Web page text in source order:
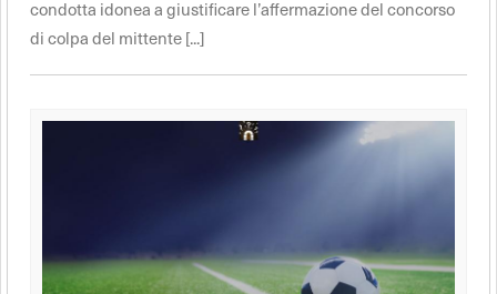
condotta idonea a giustificare l’affermazione del concorso
di colpa del mittente [...]